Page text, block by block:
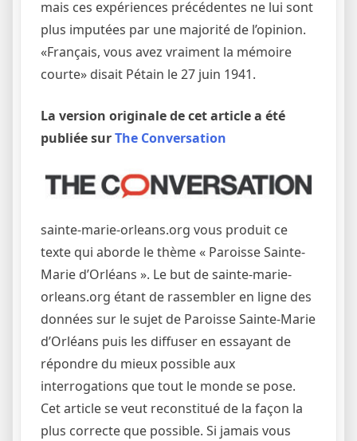
mais ces expériences précédentes ne lui sont
plus imputées par une majorité de l’opinion.
«Français, vous avez vraiment la mémoire
courte» disait Pétain le 27 juin 1941.
La version originale de cet article a été
publiée surThe Conversation
sainte-marie-orleans.org vous produit ce
texte qui aborde le thème « Paroisse Sainte-
Marie d’Orléans ». Le but de sainte-marie-
orleans.org étant de rassembler en ligne des
données sur le sujet de Paroisse Sainte-Marie
d’Orléans puis les diffuser en essayant de
répondre du mieux possible aux
interrogations que tout le monde se pose.
Cet article se veut reconstitué de la façon la
plus correcte que possible. Si jamais vous